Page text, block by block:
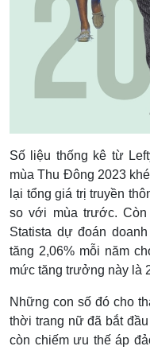
Số liệu thống kê từ
mùa Thu Đông 2023
lại tổng giá trị truyền
so với mùa trước.
Statista dự đoán
tăng 2,06% mỗi năm
mức tăng trưởng này là
Những con số đó cho
thời trang nữ đã bắt
còn chiếm ưu thế áp